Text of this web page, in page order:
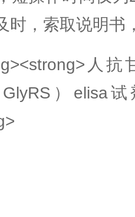
时，索取说明书